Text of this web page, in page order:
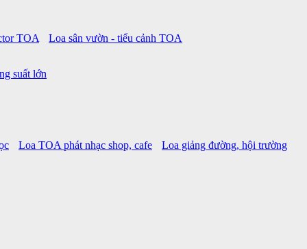
TOA
Loa sân vườn - tiểu cảnh TOA
suất lớn
Loa TOA phát nhạc shop, cafe
Loa giảng đường, hội trường